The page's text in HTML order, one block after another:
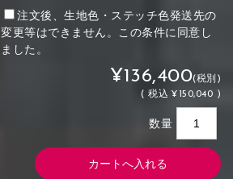
注文後、生地色・ステッチ色発送先の
変更等はできません。この条件に同意し
ました。
¥136,400(税別)
(税込 ¥150,040 )
数量